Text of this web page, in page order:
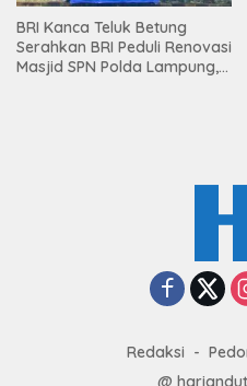
BRI Kanca Teluk Betung
Serahkan BRI Peduli Renovasi
Masjid SPN Polda Lampung,
Redaksi
@